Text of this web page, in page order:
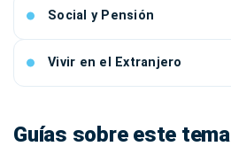
Social y Pensión
Vivir en el Extranjero
Guías sobre este tema